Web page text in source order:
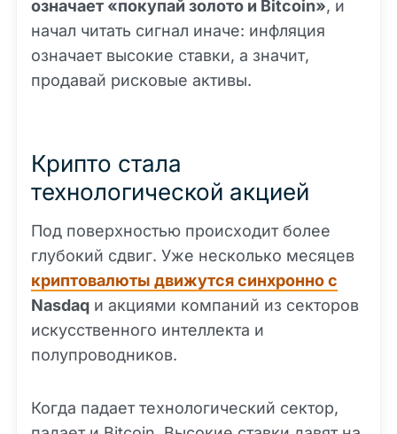
означает «покупай золото и Bitcoin», и
начал читать сигнал иначе: инфляция
означает высокие ставки, а значит,
продавай рисковые активы.
Крипто стала
технологической акцией
Под поверхностью происходит более
глубокий сдвиг. Уже несколько месяцев
криптовалюты движутся синхронно с
Nasdaq и акциями компаний из секторов
искусственного интеллекта и
полупроводников.
Когда падает технологический сектор,